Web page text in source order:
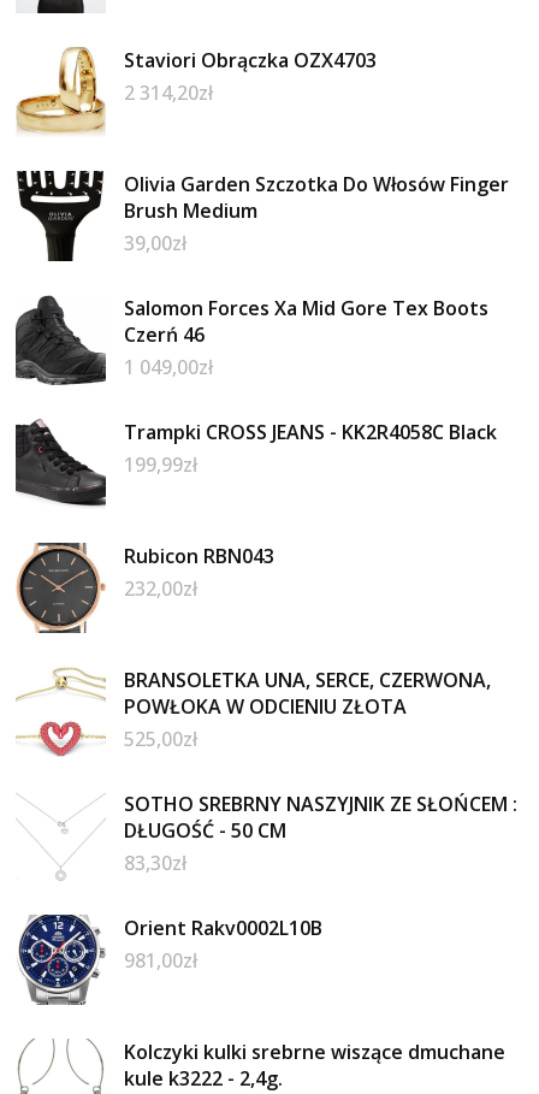
Staviori Obrączka OZX4703
2 314,20zł
Olivia Garden Szczotka Do Włosów Finger
Brush Medium
39,00zł
Salomon Forces Xa Mid Gore Tex Boots
Czerń 46
1 049,00zł
Trampki CROSS JEANS - KK2R4058C Black
199,99zł
Rubicon RBN043
232,00zł
BRANSOLETKA UNA, SERCE, CZERWONA,
POWŁOKA W ODCIENIU ZŁOTA
525,00zł
SOTHO SREBRNY NASZYJNIK ZE SŁOŃCEM :
DŁUGOŚĆ - 50 CM
83,30zł
Orient Rakv0002L10B
981,00zł
Kolczyki kulki srebrne wiszące dmuchane
kule k3222 - 2,4g.